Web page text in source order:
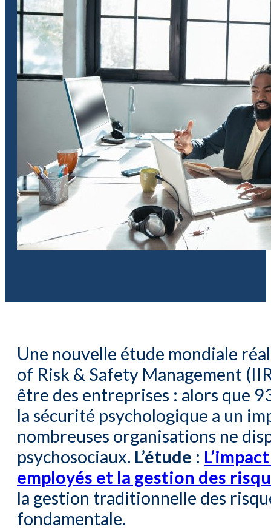
Une nouvelle étude mondiale
of Risk & Safety Management
être des entreprises : alors que
la sécurité psychologique a un
nombreuses organisations ne
psychosociaux. L’étude :
employés et la gestion des
la gestion traditionnelle des
fondamentale.